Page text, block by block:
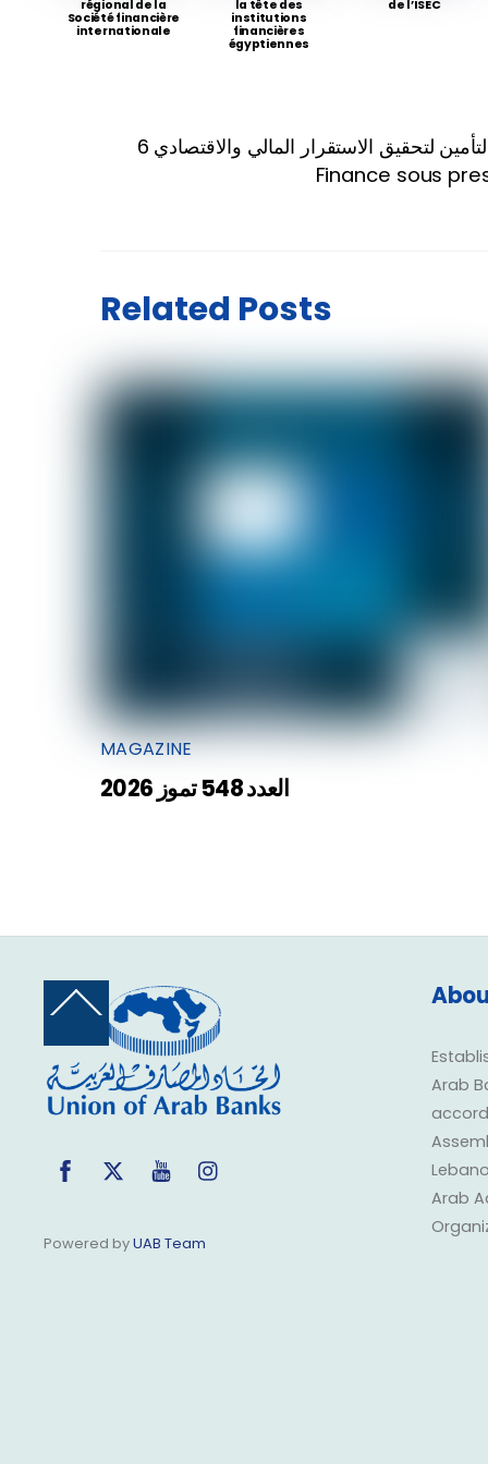
régional de la
Société financière
internationale
la tête des
institutions
financières
égyptiennes
de l’ISEC
لتحقيق الاستقرار المالي والاقتصادي
Finance sous
Related Posts
MAGAZINE
العدد 548 تموز 2026
Back
Top
FacebookTwitter YouTube
Powered byUAB Team
Arab
Arab